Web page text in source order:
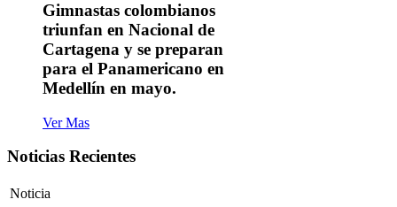
Gimnastas colombianos
triunfan en Nacional de
Cartagena y se preparan
para el Panamericano en
Medellín en mayo.
Ver Mas
Noticias Recientes
Noticia